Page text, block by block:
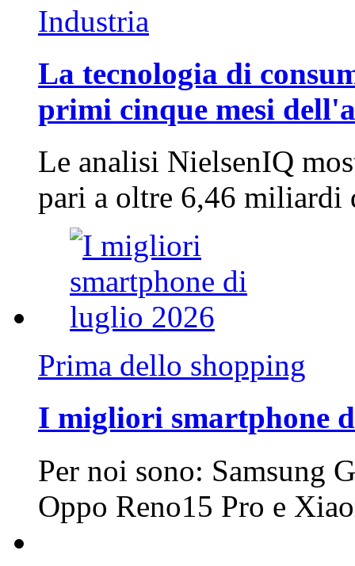
Industria
La tecnologia di
primi cinque mesi
Le analisi NielsenIQ
pari a oltre 6,46
Prima dello shopping
I migliori smartphone
Per noi sono: Samsung
Oppo Reno15 Pro e